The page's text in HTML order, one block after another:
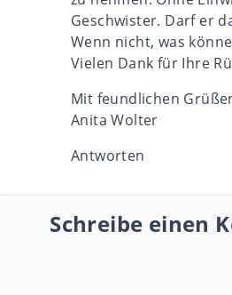
Geschwister. Darf er
Wenn nicht, was
Vielen Dank für Ihre
Mit feundlichen
Anita Wolter
Antworten
Schreibe einen